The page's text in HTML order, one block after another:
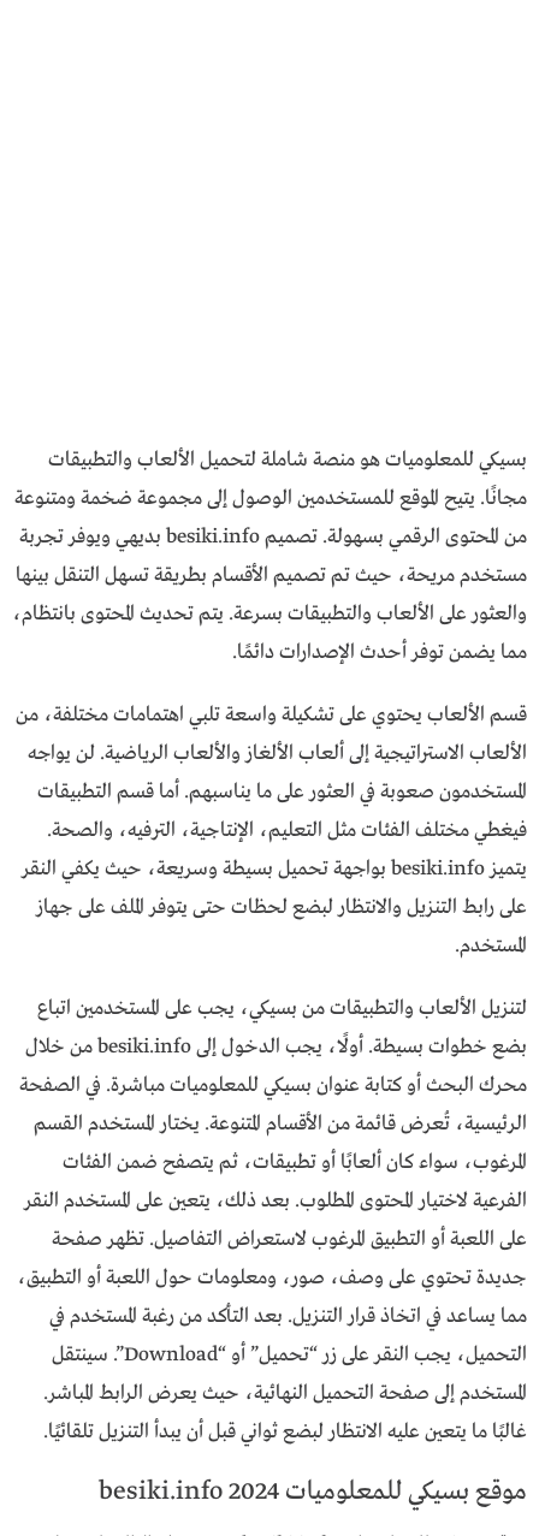
بسيكي للمعلوميات هو منصة شاملة لتحميل الألعاب والتطبيقات
مجانًا. يتيح الموقع للمستخدمين الوصول إلى مجموعة ضخمة ومتنوعة
من المحتوى الرقمي بسهولة. تصميم besiki.info بديهي ويوفر تجربة
مستخدم مريحة، حيث تم تصميم الأقسام بطريقة تسهل التنقل بينها
والعثور على الألعاب والتطبيقات بسرعة. يتم تحديث المحتوى بانتظام،
مما يضمن توفر أحدث الإصدارات دائمًا.
قسم الألعاب يحتوي على تشكيلة واسعة تلبي اهتمامات مختلفة، من
الألعاب الاستراتيجية إلى ألعاب الألغاز والألعاب الرياضية. لن يواجه
المستخدمون صعوبة في العثور على ما يناسبهم. أما قسم التطبيقات
فيغطي مختلف الفئات مثل التعليم، الإنتاجية، الترفيه، والصحة.
يتميز besiki.info بواجهة تحميل بسيطة وسريعة، حيث يكفي النقر
على رابط التنزيل والانتظار لبضع لحظات حتى يتوفر الملف على جهاز
المستخدم.
لتنزيل الألعاب والتطبيقات من بسيكي، يجب على المستخدمين اتباع
بضع خطوات بسيطة. أولًا، يجب الدخول إلى besiki.info من خلال
محرك البحث أو كتابة عنوان بسيكي للمعلوميات مباشرة. في الصفحة
الرئيسية، تُعرض قائمة من الأقسام المتنوعة. يختار المستخدم القسم
المرغوب، سواء كان ألعابًا أو تطبيقات، ثم يتصفح ضمن الفئات
الفرعية لاختيار المحتوى المطلوب. بعد ذلك، يتعين على المستخدم النقر
على اللعبة أو التطبيق المرغوب لاستعراض التفاصيل. تظهر صفحة
جديدة تحتوي على وصف، صور، ومعلومات حول اللعبة أو التطبيق،
مما يساعد في اتخاذ قرار التنزيل. بعد التأكد من رغبة المستخدم في
التحميل، يجب النقر على زر “تحميل” أو “Download”. سينتقل
المستخدم إلى صفحة التحميل النهائية، حيث يعرض الرابط المباشر.
غالبًا ما يتعين عليه الانتظار لبضع ثواني قبل أن يبدأ التنزيل تلقائيًا.
موقع بسيكي للمعلوميات besiki.info 2024